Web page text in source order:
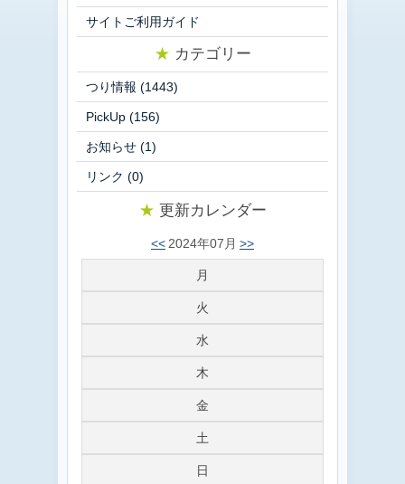
サイトご利用ガイド
★ カテゴリー
つり情報 (1443)
PickUp (156)
お知らせ (1)
リンク (0)
★ 更新カレンダー
<< 2024年07月 >>
月
火
水
木
金
土
日